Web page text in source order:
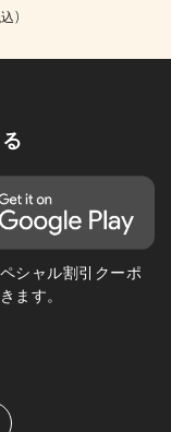
)
シャル割引クーポ
ます。